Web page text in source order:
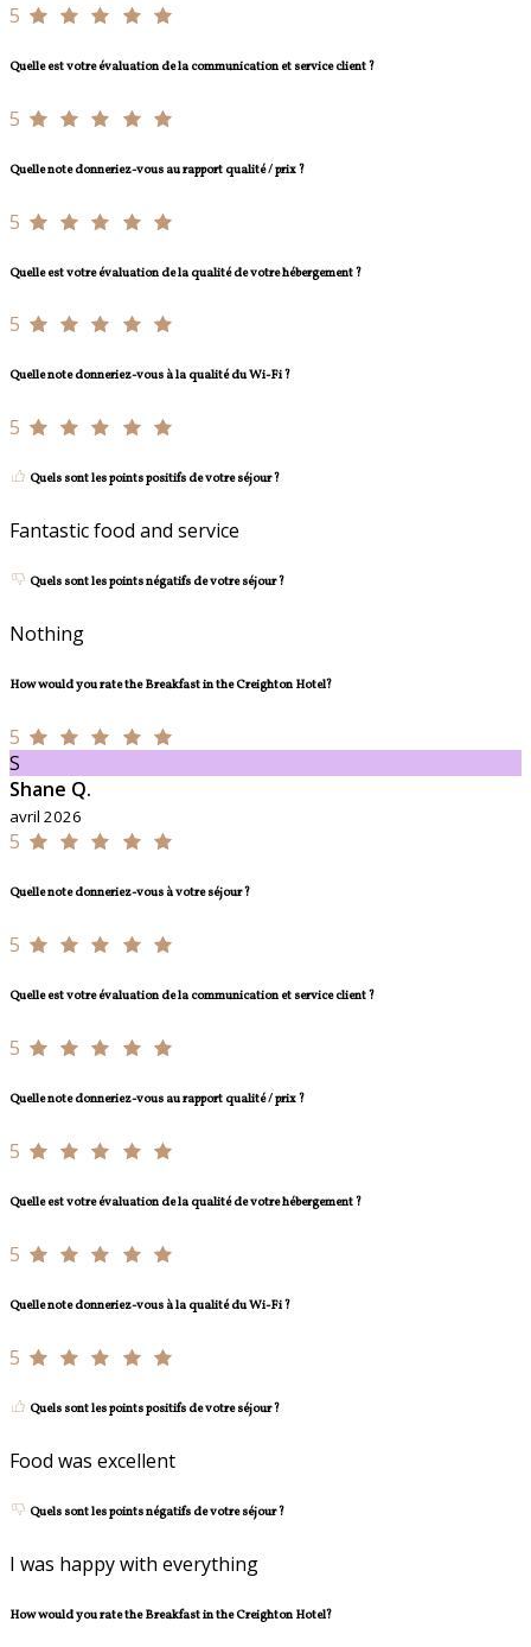
5
Quelle est votre évaluation de la communication et service client ?
5
Quelle note donneriez-vous au rapport qualité / prix ?
5
Quelle est votre évaluation de la qualité de votre hébergement ?
5
Quelle note donneriez-vous à la qualité du Wi-Fi ?
5
Quels sont les points positifs de votre séjour ?
Fantastic food and service
Quels sont les points négatifs de votre séjour ?
Nothing
How would you rate the Breakfast in the Creighton Hotel?
5
S
Shane Q.
avril 2026
5
Quelle note donneriez-vous à votre séjour ?
5
Quelle est votre évaluation de la communication et service client ?
5
Quelle note donneriez-vous au rapport qualité / prix ?
5
Quelle est votre évaluation de la qualité de votre hébergement ?
5
Quelle note donneriez-vous à la qualité du Wi-Fi ?
5
Quels sont les points positifs de votre séjour ?
Food was excellent
Quels sont les points négatifs de votre séjour ?
I was happy with everything
How would you rate the Breakfast in the Creighton Hotel?